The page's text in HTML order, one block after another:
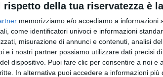
rispetto della tua riservatezza è
memorizziamo e/o accediamo a informazioni
come identificatori univoci e informazioni
misurazione di annunci e contenuti, analisi
e i nostri partner possiamo utilizzare dati precisi
dispositivo. Puoi fare clic per consentire a noi e
In alternativa puoi accedere a informazioni
fondamentale aderire a una progettualità
e la mitigazione del rischio incendi non
una visione territoriale più ampia,
e operatori specializzati. La disponibilità di
adeguati e vasche mobili per
rilevanza per rendere più tempestive ed